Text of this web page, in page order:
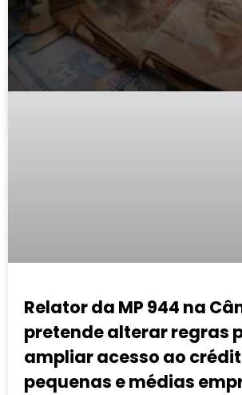
Relator da MP 944 na
pretende alterar regras
ampliar acesso ao
pequenas e médias